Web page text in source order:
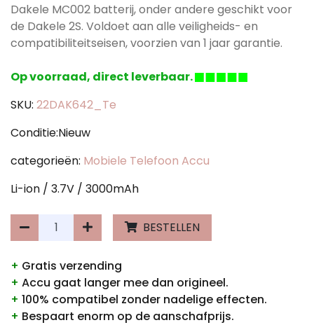
Dakele MC002 batterij, onder andere geschikt voor
de Dakele 2S. Voldoet aan alle veiligheids- en
compatibiliteitseisen, voorzien van 1 jaar garantie.
Op voorraad, direct leverbaar.
SKU: 22DAK642_Te
Conditie:Nieuw
categorieën: Mobiele Telefoon Accu
Li-ion / 3.7V / 3000mAh
BESTELLEN
+ Gratis verzending
+ Accu gaat langer mee dan origineel.
+ 100% compatibel zonder nadelige effecten.
+ Bespaart enorm op de aanschafprijs.